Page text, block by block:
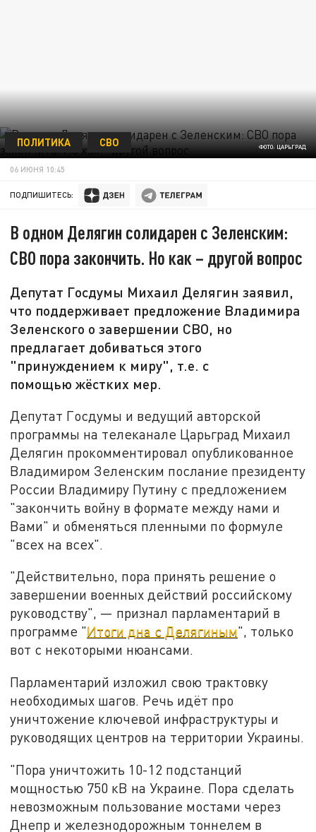
ФОТО: ЦАРЬГРАД
ПОЛИТИКА СВО
06 ИЮНЯ 10:45
ПОДПИШИТЕСЬ:
В одном Делягин солидарен с Зеленским:
СВО пора закончить. Но как – другой вопрос
Депутат Госдумы Михаил Делягин заявил,
что поддерживает предложение Владимира
Зеленского о завершении СВО, но
предлагает добиваться этого
"принуждением к миру", т.е. с
помощью жёстких мер.
Депутат Госдумы и ведущий авторской
программы на телеканале Царьград Михаил
Делягин прокомментировал опубликованное
Владимиром Зеленским послание президенту
России Владимиру Путину с предложением
"закончить войну в формате между нами и
Вами" и обменяться пленными по формуле
"всех на всех".
"Действительно, пора принять решение о
завершении военных действий российскому
руководству", — признал парламентарий в
программе "Итоги дна с Делягиным", только
вот с некоторыми нюансами.
Парламентарий изложил свою трактовку
необходимых шагов. Речь идёт про
уничтожение ключевой инфраструктуры и
руководящих центров на территории Украины.
"Пора уничтожить 10-12 подстанций
мощностью 750 кВ на Украине. Пора сделать
невозможным пользование мостами через
Днепр и железнодорожным тоннелем в